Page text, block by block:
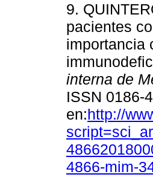
9.
pacientes
importancia
interna de
ISSN 0186-
en:http://
4866-mim-